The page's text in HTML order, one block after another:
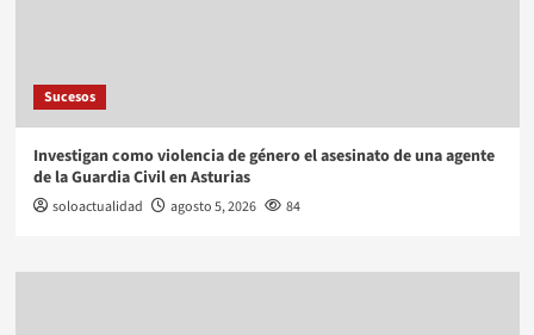
Sucesos
Investigan como violencia de género el asesinato de una agente
de la Guardia Civil en Asturias
soloactualidad agosto 5, 2026 84